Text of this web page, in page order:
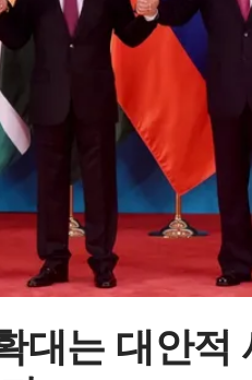
대는 대안적